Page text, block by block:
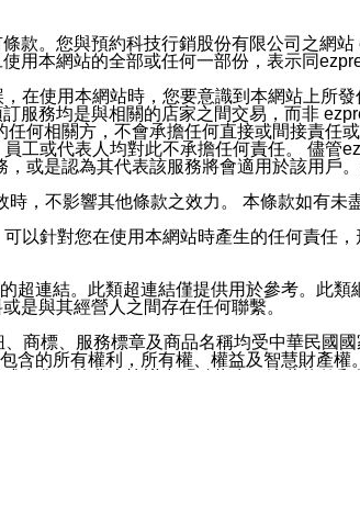
送或宣傳本網站各項服務之資料或電子郵
公司/本服務好友，您仍可接收到通知型訊
以廣告或其他目的的訊息皆不會被傳送。
比對相符。
帳號或認證官方帳號的通知型訊息。
款。您與預約科技行銷股份有限公司之網
用本網站的全部或任何一部份，表示同
在使用本網站時，您要意識到本網站上所
服務均是與相關的店家之間交易，而非
何相關方，不會承擔任何直接或間接責
工或代表人均對此不承擔任何責任。 儘
或是認為其代表該服務將會適用於該用戶
，不影響其他條款之效力。 本條款如有未
以針對您在使用本網站時產生的任何責任
超連結。此類超連結僅提供用於參考。此
是與其經營人之間存在任何聯繫。
商標、服務標章及商品名稱均受中華民國
含的所有權利，所有權、權益及智慧財產